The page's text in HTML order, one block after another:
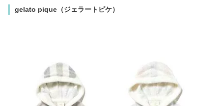
gelato pique（ジェラートピケ）